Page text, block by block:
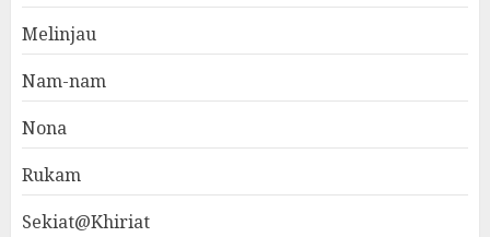
Melinjau
Nam-nam
Nona
Rukam
Sekiat@Khiriat